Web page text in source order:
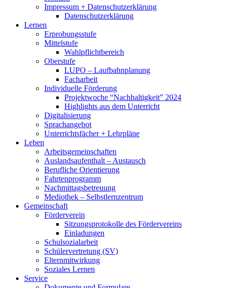
Impressum + Datenschutzerklärung
Datenschutzerklärung
Lernen
Erprobungsstufe
Mittelstufe
Wahlpflichtbereich
Oberstufe
LUPO – Laufbahnplanung
Facharbeit
Individuelle Förderung
Projektwoche “Nachhaltigkeit” 2024
Highlights aus dem Unterricht
Digitalisierung
Sprachangebot
Unterrichtsfächer + Lehrpläne
Leben
Arbeitsgemeinschaften
Auslandsaufenthalt – Austausch
Berufliche Orientierung
Fahrtenprogramm
Nachmittagsbetreuung
Mediothek – Selbstlernzentrum
Gemeinschaft
Förderverein
Sitzungsprotokolle des Fördervereins
Einladungen
Schulsozialarbeit
Schülervertretung (SV)
Elternmitwirkung
Soziales Lernen
Service